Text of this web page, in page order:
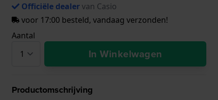
Officiële dealervan Casio
voor 17:00 besteld, vandaag verzonden!
Aantal
In Winkelwagen
Productomschrijving